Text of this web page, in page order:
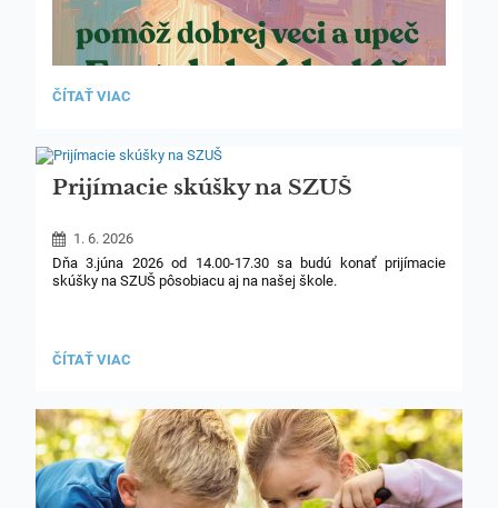
FEST
ČÍTAŤ VIAC
Prijímacie skúšky na SZUŠ
1. 6. 2026
Dňa 3.júna 2026 od 14.00-17.30 sa budú konať prijímacie
skúšky na SZUŠ pôsobiacu aj na našej škole.
PRIJÍMACIE
SZUŠ:
ČÍTAŤ VIAC